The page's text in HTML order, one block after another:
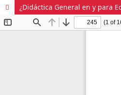
¿Didáctica General en y para